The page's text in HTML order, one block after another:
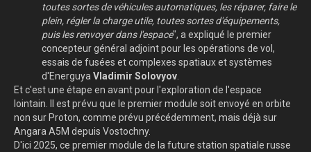
toutes sortes de véhicules automatiques, les réparer, faire le
plein, régler la charge utile, toutes sortes d'équipements,
puis les renvoyer dans l'espace", a expliqué le premier
concepteur général adjoint pour les opérations de vol,
essais de fusées et complexes spatiaux et systèmes
d'EnerguyaVladimir Solovyov.
Et c'est une étape en avant pour l'exploration de l'espace
lointain. Il est prévu que le premier module soit envoyé en orbite
non sur Proton, comme prévu précédemment, mais déjà sur
Angara A5M depuis Vostochny.
D'ici 2025, ce premier module de la future station spatiale russe